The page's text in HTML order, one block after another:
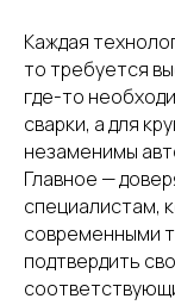
Каждая
то требуется
где-то
сварки, а для
незаменимы
Главное —
специалистам,
современными
подтвердить